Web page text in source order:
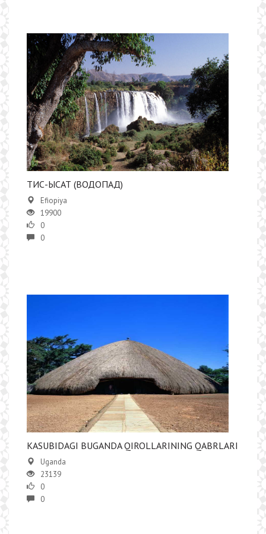
ТИС-ЫСАТ (ВОДОПАД)
Efiopiya
19900
0
0
KASUBIDAGI BUGANDA QIROLLARINING QABRLARI
Uganda
23139
0
0